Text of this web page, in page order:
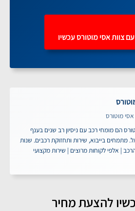
צוות אסי מוטורס עכשיו
מוטורס
הם מומחי רכב עם ניסיון רב שנים בענף
מתמחים בייבוא, שירות ותחזוקת רכבים. שנות
הרכב | אלפי לקוחות מרוצים | שירות מקצועי
להצעת מחיר